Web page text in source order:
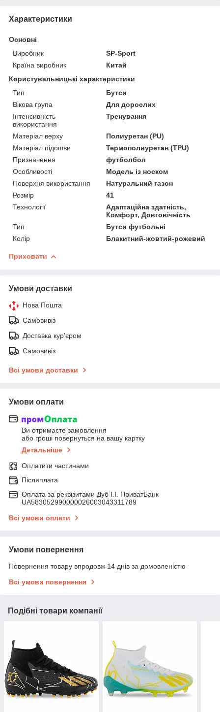
Характеристики
Основні
Виробник
SP-Sport
Країна виробник
Китай
Користувальницькі характеристики
Тип
Бутси
Вікова група
Для дорослих
Інтенсивність
використання
Тренування
Матеріал верху
Полиуретан (PU)
Матеріал підошви
Термополиуретан (TPU)
Призначення
футболбол
Особливості
Модель із носком
Поверхня використання
Натуральний газон
Розмір
41
Технології
Адаптаційна здатність,
Комфорт, Довговічність
Тип
Бутси футбольні
Колір
Блакитний-жовтий-рожевий
Приховати
Умови доставки
Нова Пошта
Самовивіз
Доставка кур'єром
Самовивіз
Всі умови доставки
Умови оплати
Ви отримаєте замовлення
або гроші повернуться на вашу картку
Детальніше
Оплатити частинами
Післяплата
Оплата за реквізитами Дуб І.І. ПриватБанк
UA583052990000026003043311789
Всі умови оплати
Умови повернення
Повернення товару впродовж 14 днів за домовленістю
Всі умови повернення
Подібні товари компанії